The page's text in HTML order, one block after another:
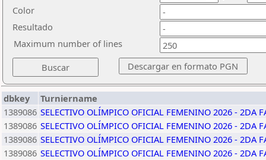
Color
Resultado
Maximum number of lines
dbkey
Turniername
1389086 SELECTIVO OLÍMPICO OFICIAL FEMENINO 2026 - 2DA
1389086 SELECTIVO OLÍMPICO OFICIAL FEMENINO 2026 - 2DA
1389086 SELECTIVO OLÍMPICO OFICIAL FEMENINO 2026 - 2DA
1389086 SELECTIVO OLÍMPICO OFICIAL FEMENINO 2026 - 2DA